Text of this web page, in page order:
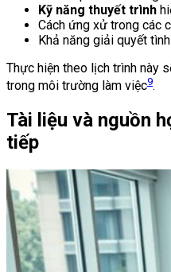
Kỹ năng thuyết trình
Cách ứng xử trong các
Khả năng giải quyết
Thực hiện theo lịch trình này
trong môi trường làm việc9.
Tài liệu và nguồn
tiếp